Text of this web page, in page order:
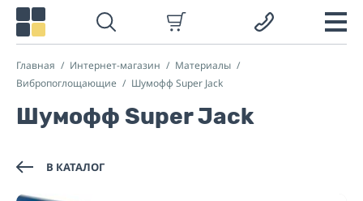
Главная Интернет-магазин
Материалы
Вибропоглощающие
Шумофф Super Jack
Шумофф Super Jack
В КАТАЛОГ